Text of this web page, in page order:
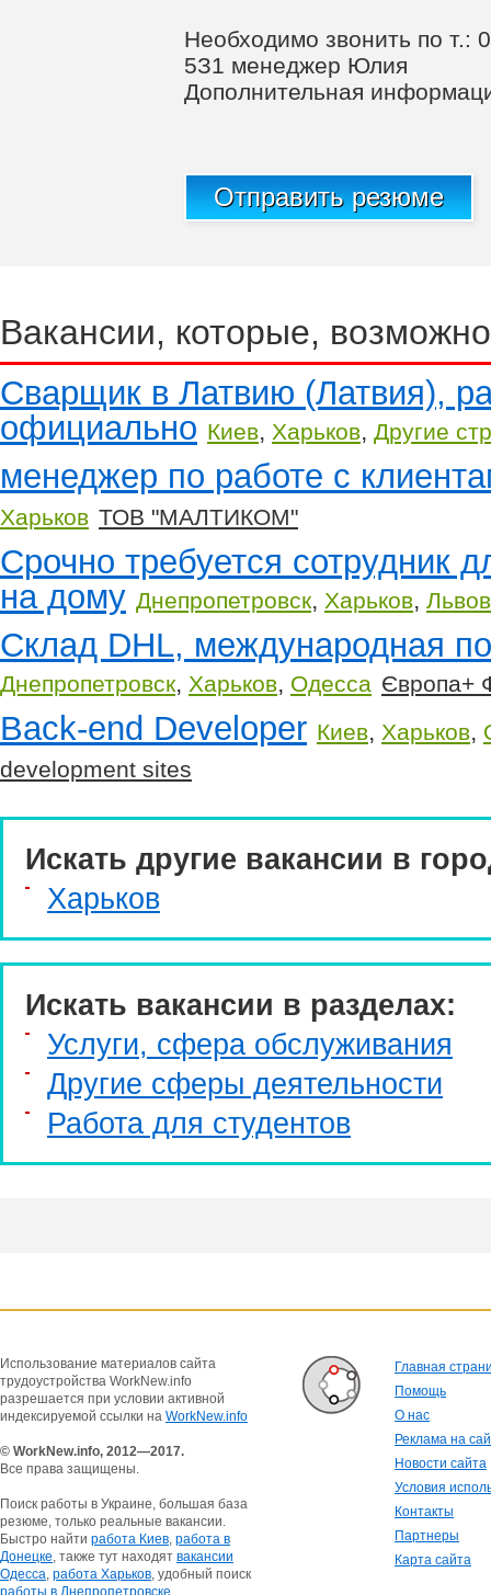
Необходимо звонить по т.:
5З1 менеджер Юлия
Дополнительная
Отправить резюме
Вакансии, которые,
Сварщик в Латвию (Латвия),
официально Киев, Харьков, Другие
менеджеp по paботе с
Харьков ТОВ "МАЛТИКОМ"
Срочно требуется сотрудник
на дому Днепропетровск, Харьков, Львов
Склад DHL, международная
Днепропетровск, Харьков, Одесса Європа+
Back-end Developer Киев, Харьков,
development sites
Искать другие вакансии в
Харьков
Искать вакансии в разделах:
Услуги, cфера обслуживания
Другие сферы деятельности
Работа для студентов
Использование материалов сайта
трудоустройства WorkNew.info
разрешается при условии активной
индексируемой ссылки на WorkNew.info
© WorkNew.info, 2012—2017.
Все права защищены.
Поиск работы в Украине, большая база
резюме, только реальные вакансии.
Быстро найти работа Киев, работа в
Донецке, также тут находят вакансии
Одесса, работа Харьков, удобный поиск
работы в Днепропетровске
Главная
Помощь
О нас
Реклама на
Новости сайта
Условия
Контакты
Партнеры
Карта сайта